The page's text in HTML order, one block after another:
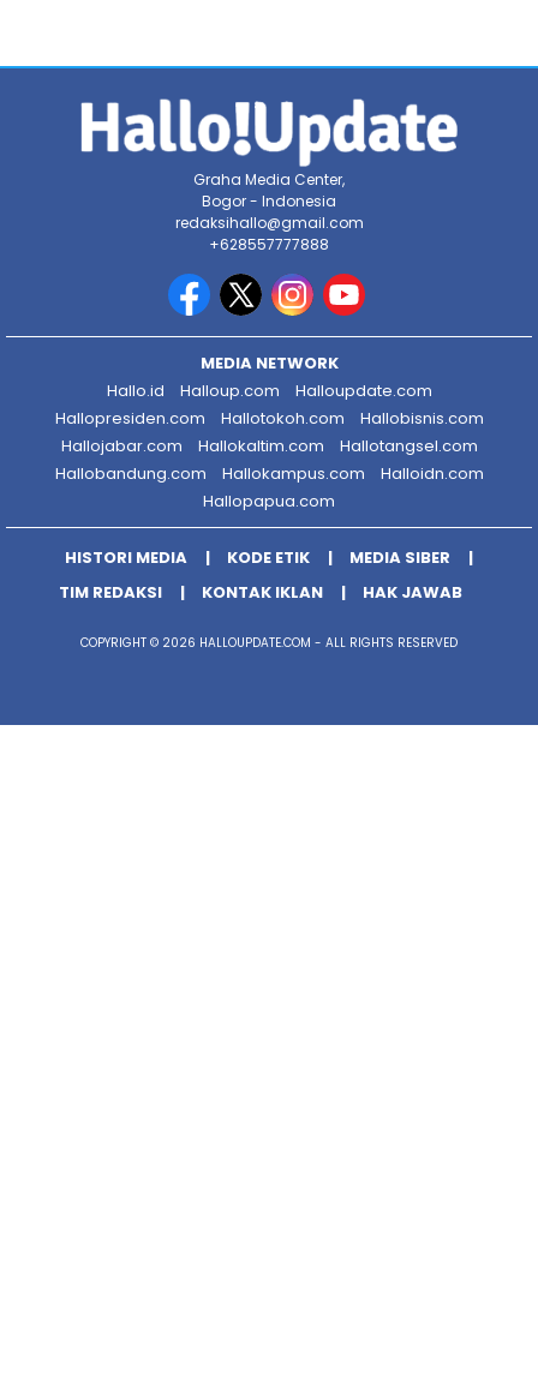
Graha Media Center,
Bogor - Indonesia
redaksihallo@gmail.com
+628557777888
MEDIA NETWORK
Hallo.id
Halloup.com
Halloupdate.com
Hallopresiden.com
Hallotokoh.com
Hallobisnis.com
Hallojabar.com
Hallokaltim.com
Hallotangsel.com
Hallobandung.com
Hallokampus.com
Halloidn.com
Hallopapua.com
HISTORI MEDIA KODE ETIK
MEDIA SIBER
TIM REDAKSI
KONTAK IKLAN HAK JAWAB
COPYRIGHT © 2026 HALLOUPDATE.COM - ALL RIGHTS RESERVED